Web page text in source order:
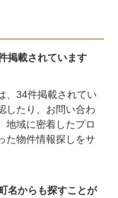
掲載されています
、34件掲載されてい
したり、お問い合わ
地域に密着したプロ
た物件情報探しをサ
名からも探すことが